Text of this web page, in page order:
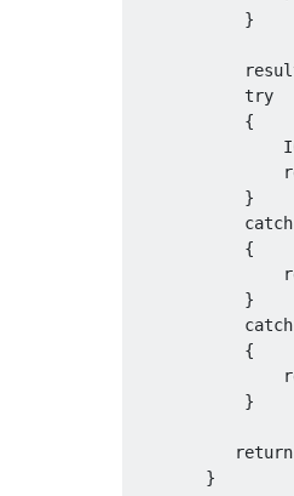
}
try
{
}
catch
{
}
catch
{
}
return
}